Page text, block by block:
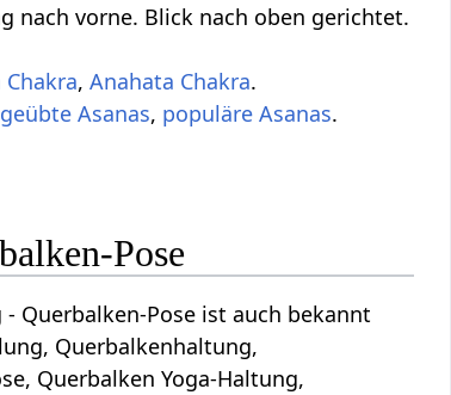
nach vorne. Blick nach oben gerichtet.
,Anahata Chakra.
geübte Asanas, populäre Asanas.
Pose
Querbalken-Pose ist auch bekannt
Querbalkenhaltung,
Querbalken Yoga-Haltung,